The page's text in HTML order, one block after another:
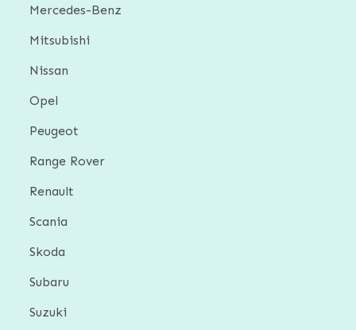
Mercedes-Benz
Mitsubishi
Nissan
Opel
Peugeot
Range Rover
Renault
Scania
Skoda
Subaru
Suzuki